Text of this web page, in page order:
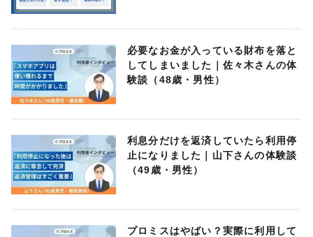
必要なお金が入っている財布を落と
してしまいました｜佐々木さんの体
験談（48歳・男性）
利息分だけを返済していたら利用停
止になりました｜山下さんの体験談
（49歳・男性）
プロミスはやばい？実際に利用して